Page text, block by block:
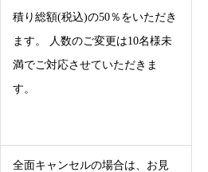
積り総額(税込)の50％をいただき
ます。 人数のご変更は10名様未
満でご対応させていただきま
す。
全面キャンセルの場合は、お見